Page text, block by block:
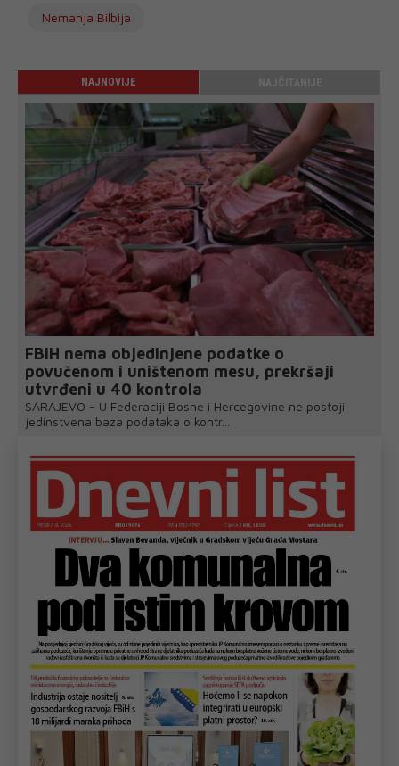
Nemanja Bilbija
NAJNOVIJE
FBiH nema objedinjene podatke o
povučenom i uništenom mesu, prekršaji
utvrđeni u 40 kontrola
SARAJEVO - U Federaciji Bosne i Hercegovine ne postoji
jedinstvena baza podataka o kontr...